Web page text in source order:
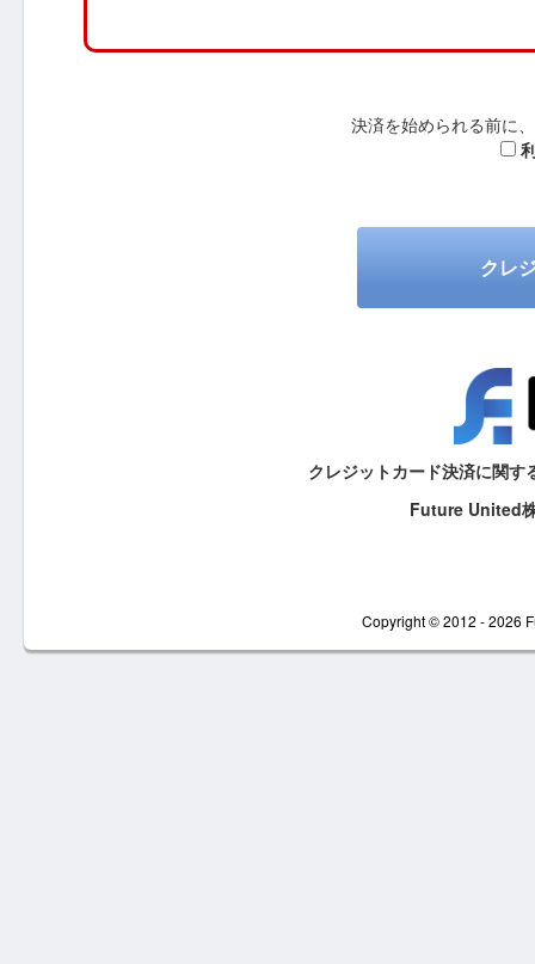
決済を始められる前に
クレ
クレジットカード決済に関す
Future United
Copyright © 2012 - 2026